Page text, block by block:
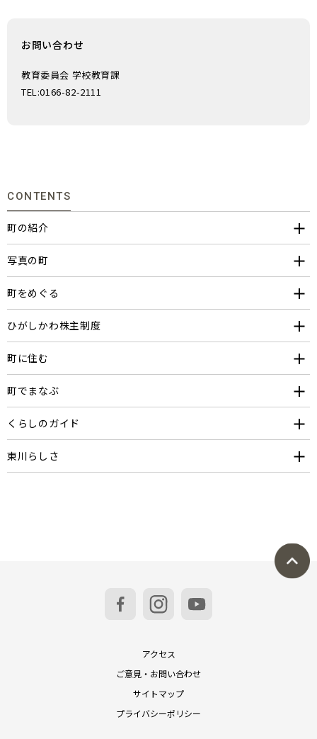
お問い合わせ
教育委員会 学校教育課
TEL:0166-82-2111
CONTENTS
町の紹介
写真の町
町をめぐる
ひがしかわ株主制度
町に住む
町でまなぶ
くらしのガイド
東川らしさ
アクセス
ご意見・お問い合わせ
サイトマップ
プライバシーポリシー